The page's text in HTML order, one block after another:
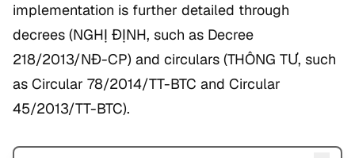
implementation is further detailed through
decrees (NGHỊ ĐỊNH, such as Decree
218/2013/NĐ-CP) and circulars (THÔNG TƯ, such
as Circular 78/2014/TT-BTC and Circular
45/2013/TT-BTC).